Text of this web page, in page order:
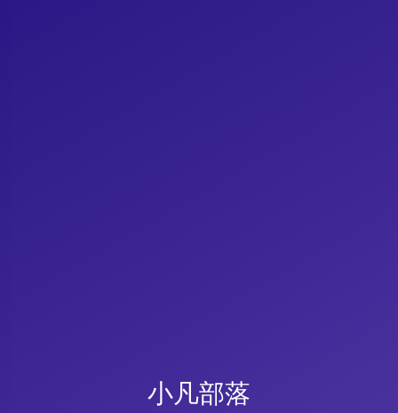
小凡部落